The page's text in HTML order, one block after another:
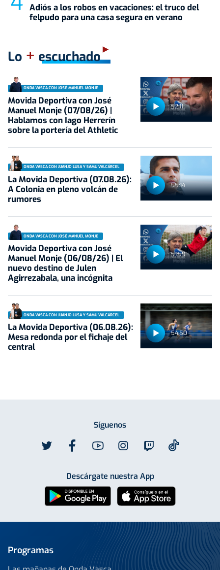
Adiós a los robos en vacaciones: el truco del
felpudo para una casa segura en verano
Lo + escuchado
52:11
ONDA VASCA CON JOSÉ MANUEL MONJE
Movida Deportiva con José
Manuel Monje (07/08/26) |
Hablamos con Iago Herrerín
sobre la portería del Athletic
55:14
ONDA VASCA CON JUANJO LUSA Y SAMU VALCÁRCEL
La Movida Deportiva (07.08.26):
A Colonia en pleno volcán de
rumores
51:59
ONDA VASCA CON JOSÉ MANUEL MONJE
Movida Deportiva con José
Manuel Monje (06/08/26) | El
nuevo destino de Julen
Agirrezabala, una incógnita
54:50
ONDA VASCA CON JUANJO LUSA Y SAMU VALCÁRCEL
La Movida Deportiva (06.08.26):
Mesa redonda por el fichaje del
central
Síguenos
Descárgate nuestra App
Programas